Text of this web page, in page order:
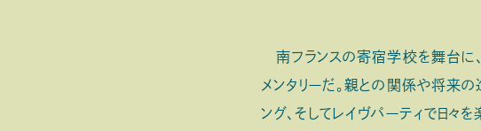
南フランスの寄宿学校を舞台に
メンタリーだ。親との関係や将来
ング、そしてレイヴパーティで日々